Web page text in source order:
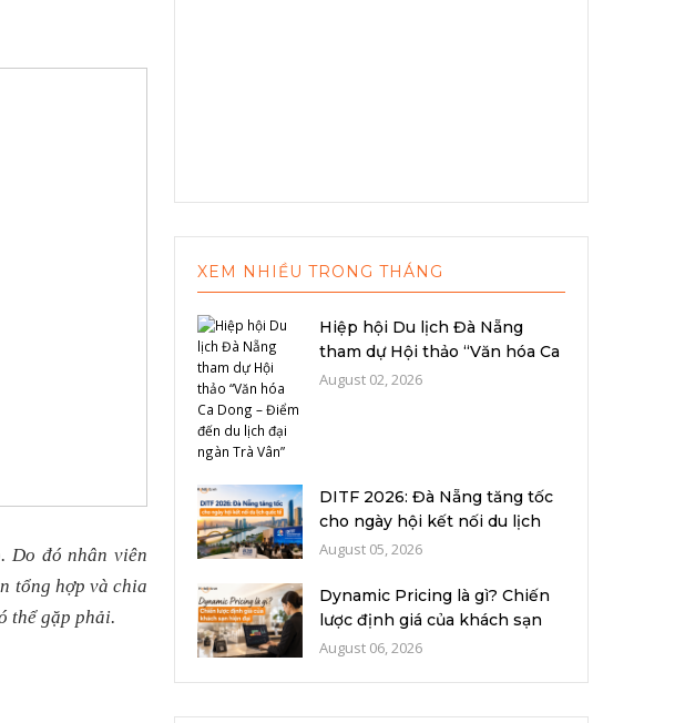
Do đó nhân viên
tổng hợp và chia
thể gặp phải.
XEM NHIỀU TRONG THÁNG
Hiệp hội Du lịch Đà Nẵng
tham dự Hội thảo “Văn hóa Ca
Dong –...
August 02, 2026
DITF 2026: Đà Nẵng tăng tốc
cho ngày hội kết nối du lịch
quố...
August 05, 2026
Dynamic Pricing là gì? Chiến
lược định giá của khách sạn
hiệ...
August 06, 2026